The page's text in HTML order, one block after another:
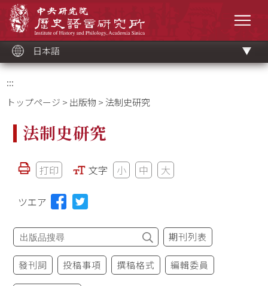
ッ
ク
日本語
:::
トップページ > 出版物 > 法制史研究
法制史研究
打印 文字 小 中 大
ツエア
期刊列表
發刊詞 投稿事項 撰稿格式 編輯委員